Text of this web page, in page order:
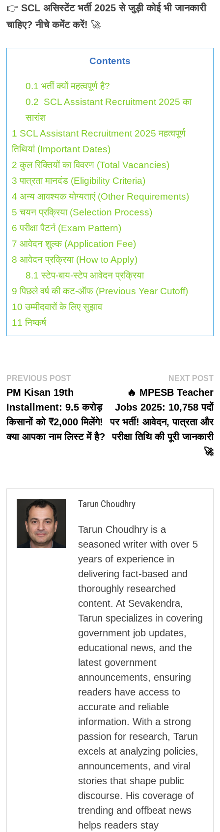
👉 SCL असिस्टेंट भर्ती 2025 से जुड़ी कोई भी जानकारी
चाहिए? नीचे कमेंट करें! 🚀
Contents
0.1 भर्ती क्यों महत्वपूर्ण है?
0.2 SCL Assistant Recruitment 2025 का
सारांश
1 SCL Assistant Recruitment 2025 महत्वपूर्ण
तिथियां (Important Dates)
2 कुल रिक्तियों का विवरण (Total Vacancies)
3 पात्रता मानदंड (Eligibility Criteria)
4 अन्य आवश्यक योग्यताएं (Other Requirements)
5 चयन प्रक्रिया (Selection Process)
6 परीक्षा पैटर्न (Exam Pattern)
7 आवेदन शुल्क (Application Fee)
8 आवेदन प्रक्रिया (How to Apply)
8.1 स्टेप-बाय-स्टेप आवेदन प्रक्रिया
9 पिछले वर्ष की कट-ऑफ (Previous Year Cutoff)
10 उम्मीदवारों के लिए सुझाव
11 निष्कर्ष
पोस्ट
नेविगेशन
PREVIOUS POSTPrevious
post:
PM Kisan 19th
Installment: 9.5 करोड़
किसानों को ₹2,000 मिलेंगे!
क्या आपका नाम लिस्ट में है?
NEXT POST
🔥 MPESB Teacher
Jobs 2025: 10,758 पदों
पर भर्ती! आवेदन, पात्रता और
परीक्षा तिथि की पूरी जानकारी
🚀
Tarun Choudhry
Tarun Choudhry is a
seasoned writer with over 5
years of experience in
delivering fact-based and
thoroughly researched
content. At Sevakendra,
Tarun specializes in covering
government job updates,
educational news, and the
latest government
announcements, ensuring
readers have access to
accurate and reliable
information. With a strong
passion for research, Tarun
excels at analyzing policies,
announcements, and viral
stories that shape public
discourse. His coverage of
trending and offbeat news
helps readers stay